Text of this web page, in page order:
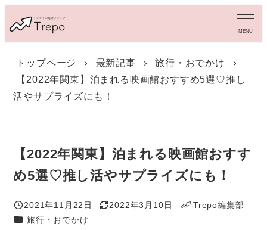
イ
MENU
トップページ 最新記事
旅行・おでかけ
【2022年関東】泊まれる映画館おすすめ5選♡推し
活やサプライズにも！
【2022年関東】泊まれる映画館おすす
め5選♡推し活やサプライズにも！
投稿日
2021年11月22日
更新日
2022年3月10日
Trepo編集部
カテゴリー
旅行・おでかけ